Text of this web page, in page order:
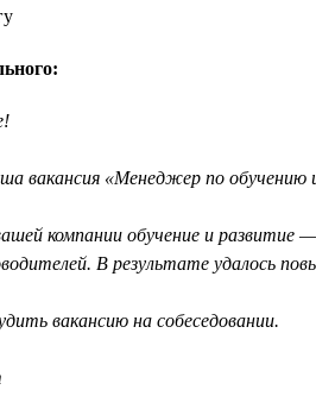
вакансия «Менеджер по обучению
компании обучение и развитие —
В результате удалось
вакансию на собеседовании.